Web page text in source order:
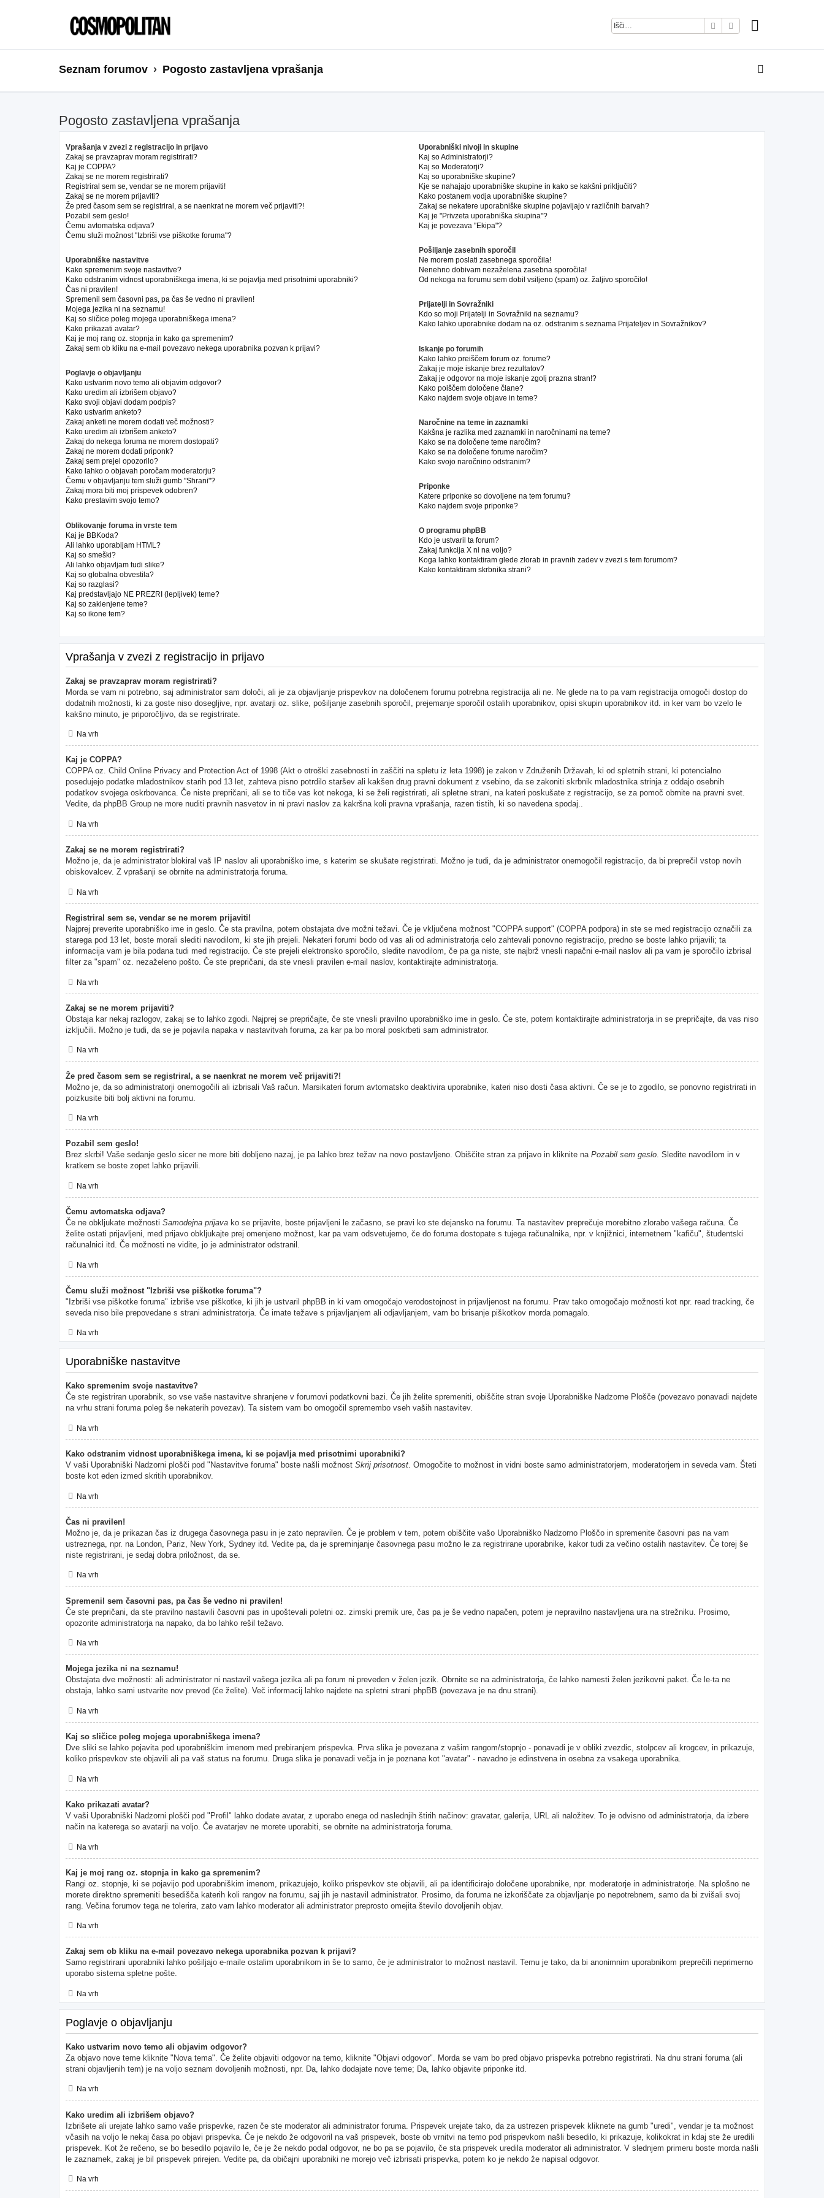
IskanjeNapredno iskanje
Seznam forumov Pogosto zastavljena vprašanja
Pogosto zastavljena vprašanja
Vprašanja v zvezi z registracijo in prijavo
Zakaj se pravzaprav moram registrirati?
Kaj je COPPA?
Zakaj se ne morem registrirati?
Registriral sem se, vendar se ne morem prijaviti!
Zakaj se ne morem prijaviti?
Že pred časom sem se registriral, a se naenkrat ne morem več prijaviti?!
Pozabil sem geslo!
Čemu avtomatska odjava?
Čemu služi možnost "Izbriši vse piškotke foruma"?
Uporabniške nastavitve
Kako spremenim svoje nastavitve?
Kako odstranim vidnost uporabniškega imena, ki se pojavlja med prisotnimi uporabniki?
Čas ni pravilen!
Spremenil sem časovni pas, pa čas še vedno ni pravilen!
Mojega jezika ni na seznamu!
Kaj so sličice poleg mojega uporabniškega imena?
Kako prikazati avatar?
Kaj je moj rang oz. stopnja in kako ga spremenim?
Zakaj sem ob kliku na e-mail povezavo nekega uporabnika pozvan k prijavi?
Poglavje o objavljanju
Kako ustvarim novo temo ali objavim odgovor?
Kako uredim ali izbrišem objavo?
Kako svoji objavi dodam podpis?
Kako ustvarim anketo?
Zakaj anketi ne morem dodati več možnosti?
Kako uredim ali izbrišem anketo?
Zakaj do nekega foruma ne morem dostopati?
Zakaj ne morem dodati priponk?
Zakaj sem prejel opozorilo?
Kako lahko o objavah poročam moderatorju?
Čemu v objavljanju tem služi gumb "Shrani"?
Zakaj mora biti moj prispevek odobren?
Kako prestavim svojo temo?
Oblikovanje foruma in vrste tem
Kaj je BBKoda?
Ali lahko uporabljam HTML?
Kaj so smeški?
Ali lahko objavljam tudi slike?
Kaj so globalna obvestila?
Kaj so razglasi?
Kaj predstavljajo NE PREZRI (lepljivek) teme?
Kaj so zaklenjene teme?
Kaj so ikone tem?
Uporabniški nivoji in skupine
Kaj so Administratorji?
Kaj so Moderatorji?
Kaj so uporabniške skupine?
Kje se nahajajo uporabniške skupine in kako se kakšni priključiti?
Kako postanem vodja uporabniške skupine?
Zakaj se nekatere uporabniške skupine pojavljajo v različnih barvah?
Kaj je "Privzeta uporabniška skupina"?
Kaj je povezava "Ekipa"?
Pošiljanje zasebnih sporočil
Ne morem poslati zasebnega sporočila!
Nenehno dobivam nezaželena zasebna sporočila!
Od nekoga na forumu sem dobil vsiljeno (spam) oz. žaljivo sporočilo!
Prijatelji in Sovražniki
Kdo so moji Prijatelji in Sovražniki na seznamu?
Kako lahko uporabnike dodam na oz. odstranim s seznama Prijateljev in Sovražnikov?
Iskanje po forumih
Kako lahko preiščem forum oz. forume?
Zakaj je moje iskanje brez rezultatov?
Zakaj je odgovor na moje iskanje zgolj prazna stran!?
Kako poiščem določene člane?
Kako najdem svoje objave in teme?
Naročnine na teme in zaznamki
Kakšna je razlika med zaznamki in naročninami na teme?
Kako se na določene teme naročim?
Kako se na določene forume naročim?
Kako svojo naročnino odstranim?
Priponke
Katere priponke so dovoljene na tem forumu?
Kako najdem svoje priponke?
O programu phpBB
Kdo je ustvaril ta forum?
Zakaj funkcija X ni na voljo?
Koga lahko kontaktiram glede zlorab in pravnih zadev v zvezi s tem forumom?
Kako kontaktiram skrbnika strani?
Vprašanja v zvezi z registracijo in prijavo
Zakaj se pravzaprav moram registrirati?
Morda se vam ni potrebno, saj administrator sam določi, ali je za objavljanje prispevkov na določenem forumu potrebna registracija ali ne. Ne glede na to pa vam registracija omogoči dostop do
dodatnih možnosti, ki za goste niso dosegljive, npr. avatarji oz. slike, pošiljanje zasebnih sporočil, prejemanje sporočil ostalih uporabnikov, opisi skupin uporabnikov itd. in ker vam bo vzelo le
kakšno minuto, je priporočljivo, da se registrirate.
Na vrh
Kaj je COPPA?
COPPA oz. Child Online Privacy and Protection Act of 1998 (Akt o otroški zasebnosti in zaščiti na spletu iz leta 1998) je zakon v Združenih Državah, ki od spletnih strani, ki potencialno
posedujejo podatke mladostnikov starih pod 13 let, zahteva pisno potrdilo staršev ali kakšen drug pravni dokument z vsebino, da se zakoniti skrbnik mladostnika strinja z oddajo osebnih
podatkov svojega oskrbovanca. Če niste prepričani, ali se to tiče vas kot nekoga, ki se želi registrirati, ali spletne strani, na kateri poskušate z registracijo, se za pomoč obrnite na pravni svet.
Vedite, da phpBB Group ne more nuditi pravnih nasvetov in ni pravi naslov za kakršna koli pravna vprašanja, razen tistih, ki so navedena spodaj..
Na vrh
Zakaj se ne morem registrirati?
Možno je, da je administrator blokiral vaš IP naslov ali uporabniško ime, s katerim se skušate registrirati. Možno je tudi, da je administrator onemogočil registracijo, da bi preprečil vstop novih
obiskovalcev. Z vprašanji se obrnite na administratorja foruma.
Na vrh
Registriral sem se, vendar se ne morem prijaviti!
Najprej preverite uporabniško ime in geslo. Če sta pravilna, potem obstajata dve možni težavi. Če je vključena možnost "COPPA support" (COPPA podpora) in ste se med registracijo označili za
starega pod 13 let, boste morali slediti navodilom, ki ste jih prejeli. Nekateri forumi bodo od vas ali od administratorja celo zahtevali ponovno registracijo, predno se boste lahko prijavili; ta
informacija vam je bila podana tudi med registracijo. Če ste prejeli elektronsko sporočilo, sledite navodilom, če pa ga niste, ste najbrž vnesli napačni e-mail naslov ali pa vam je sporočilo izbrisal
filter za "spam" oz. nezaželeno pošto. Če ste prepričani, da ste vnesli pravilen e-mail naslov, kontaktirajte administratorja.
Na vrh
Zakaj se ne morem prijaviti?
Obstaja kar nekaj razlogov, zakaj se to lahko zgodi. Najprej se prepričajte, če ste vnesli pravilno uporabniško ime in geslo. Če ste, potem kontaktirajte administratorja in se prepričajte, da vas niso
izključili. Možno je tudi, da se je pojavila napaka v nastavitvah foruma, za kar pa bo moral poskrbeti sam administrator.
Na vrh
Že pred časom sem se registriral, a se naenkrat ne morem več prijaviti?!
Možno je, da so administratorji onemogočili ali izbrisali Vaš račun. Marsikateri forum avtomatsko deaktivira uporabnike, kateri niso dosti časa aktivni. Če se je to zgodilo, se ponovno registrirati in
poizkusite biti bolj aktivni na forumu.
Na vrh
Pozabil sem geslo!
Brez skrbi! Vaše sedanje geslo sicer ne more biti dobljeno nazaj, je pa lahko brez težav na novo postavljeno. Obiščite stran za prijavo in kliknite na Pozabil sem geslo. Sledite navodilom in v
kratkem se boste zopet lahko prijavili.
Na vrh
Čemu avtomatska odjava?
Če ne obkljukate možnosti Samodejna prijava ko se prijavite, boste prijavljeni le začasno, se pravi ko ste dejansko na forumu. Ta nastavitev preprečuje morebitno zlorabo vašega računa. Če
želite ostati prijavljeni, med prijavo obkljukajte prej omenjeno možnost, kar pa vam odsvetujemo, če do foruma dostopate s tujega računalnika, npr. v knjižnici, internetnem "kafiču", študentski
računalnici itd. Če možnosti ne vidite, jo je administrator odstranil.
Na vrh
Čemu služi možnost "Izbriši vse piškotke foruma"?
"Izbriši vse piškotke foruma" izbriše vse piškotke, ki jih je ustvaril phpBB in ki vam omogočajo verodostojnost in prijavljenost na forumu. Prav tako omogočajo možnosti kot npr. read tracking, če
seveda niso bile prepovedane s strani administratorja. Če imate težave s prijavljanjem ali odjavljanjem, vam bo brisanje piškotkov morda pomagalo.
Na vrh
Uporabniške nastavitve
Kako spremenim svoje nastavitve?
Če ste registriran uporabnik, so vse vaše nastavitve shranjene v forumovi podatkovni bazi. Če jih želite spremeniti, obiščite stran svoje Uporabniške Nadzorne Plošče (povezavo ponavadi najdete
na vrhu strani foruma poleg še nekaterih povezav). Ta sistem vam bo omogočil spremembo vseh vaših nastavitev.
Na vrh
Kako odstranim vidnost uporabniškega imena, ki se pojavlja med prisotnimi uporabniki?
V vaši Uporabniški Nadzorni plošči pod "Nastavitve foruma" boste našli možnost Skrij prisotnost. Omogočite to možnost in vidni boste samo administratorjem, moderatorjem in seveda vam. Šteti
boste kot eden izmed skritih uporabnikov.
Na vrh
Čas ni pravilen!
Možno je, da je prikazan čas iz drugega časovnega pasu in je zato nepravilen. Če je problem v tem, potem obiščite vašo Uporabniško Nadzorno Ploščo in spremenite časovni pas na vam
ustreznega, npr. na London, Pariz, New York, Sydney itd. Vedite pa, da je spreminjanje časovnega pasu možno le za registrirane uporabnike, kakor tudi za večino ostalih nastavitev. Če torej še
niste registrirani, je sedaj dobra priložnost, da se.
Na vrh
Spremenil sem časovni pas, pa čas še vedno ni pravilen!
Če ste prepričani, da ste pravilno nastavili časovni pas in upoštevali poletni oz. zimski premik ure, čas pa je še vedno napačen, potem je nepravilno nastavljena ura na strežniku. Prosimo,
opozorite administratorja na napako, da bo lahko rešil težavo.
Na vrh
Mojega jezika ni na seznamu!
Obstajata dve možnosti: ali administrator ni nastavil vašega jezika ali pa forum ni preveden v želen jezik. Obrnite se na administratorja, če lahko namesti želen jezikovni paket. Če le-ta ne
obstaja, lahko sami ustvarite nov prevod (če želite). Več informacij lahko najdete na spletni strani phpBB (povezava je na dnu strani).
Na vrh
Kaj so sličice poleg mojega uporabniškega imena?
Dve sliki se lahko pojavita pod uporabniškim imenom med prebiranjem prispevka. Prva slika je povezana z vašim rangom/stopnjo - ponavadi je v obliki zvezdic, stolpcev ali krogcev, in prikazuje,
koliko prispevkov ste objavili ali pa vaš status na forumu. Druga slika je ponavadi večja in je poznana kot "avatar" - navadno je edinstvena in osebna za vsakega uporabnika.
Na vrh
Kako prikazati avatar?
V vaši Uporabniški Nadzorni plošči pod "Profil" lahko dodate avatar, z uporabo enega od naslednjih štirih načinov: gravatar, galerija, URL ali naložitev. To je odvisno od administratorja, da izbere
način na katerega so avatarji na voljo. Če avatarjev ne morete uporabiti, se obrnite na administratorja foruma.
Na vrh
Kaj je moj rang oz. stopnja in kako ga spremenim?
Rangi oz. stopnje, ki se pojavijo pod uporabniškim imenom, prikazujejo, koliko prispevkov ste objavili, ali pa identificirajo določene uporabnike, npr. moderatorje in administratorje. Na splošno ne
morete direktno spremeniti besedišča katerih koli rangov na forumu, saj jih je nastavil administrator. Prosimo, da foruma ne izkoriščate za objavljanje po nepotrebnem, samo da bi zvišali svoj
rang. Večina forumov tega ne tolerira, zato vam lahko moderator ali administrator preprosto omejita število dovoljenih objav.
Na vrh
Zakaj sem ob kliku na e-mail povezavo nekega uporabnika pozvan k prijavi?
Samo registrirani uporabniki lahko pošiljajo e-maile ostalim uporabnikom in še to samo, če je administrator to možnost nastavil. Temu je tako, da bi anonimnim uporabnikom preprečili neprimerno
uporabo sistema spletne pošte.
Na vrh
Poglavje o objavljanju
Kako ustvarim novo temo ali objavim odgovor?
Za objavo nove teme kliknite "Nova tema". Če želite objaviti odgovor na temo, kliknite "Objavi odgovor". Morda se vam bo pred objavo prispevka potrebno registrirati. Na dnu strani foruma (ali
strani objavljenih tem) je na voljo seznam dovoljenih možnosti, npr. Da, lahko dodajate nove teme; Da, lahko objavite priponke itd.
Na vrh
Kako uredim ali izbrišem objavo?
Izbrišete ali urejate lahko samo vaše prispevke, razen če ste moderator ali administrator foruma. Prispevek urejate tako, da za ustrezen prispevek kliknete na gumb "uredi", vendar je ta možnost
včasih na voljo le nekaj časa po objavi prispevka. Če je nekdo že odgovoril na vaš prispevek, boste ob vrnitvi na temo pod prispevkom našli besedilo, ki prikazuje, kolikokrat in kdaj ste že uredili
prispevek. Kot že rečeno, se bo besedilo pojavilo le, če je že nekdo podal odgovor, ne bo pa se pojavilo, če sta prispevek uredila moderator ali administrator. V slednjem primeru boste morda našli
le zaznamek, zakaj je bil prispevek prirejen. Vedite pa, da običajni uporabniki ne morejo več izbrisati prispevka, potem ko je nekdo že napisal odgovor.
Na vrh